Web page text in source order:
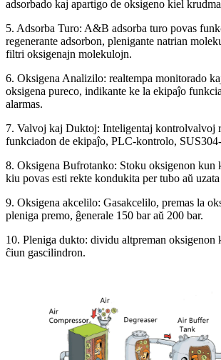
adsorbado kaj apartigo de oksigeno kiel
5. Adsorba Turo: A&B adsorba turo povas
regenerante adsorbon, plenigante natrian
filtri oksigenajn molekulojn.
6. Oksigena Analizilo: realtempa monitorado
oksigena pureco, indikante ke la ekipaĵo
alarmas.
7. Valvoj kaj Duktoj: Inteligentaj kontrolvalvoj
funkciadon de ekipaĵo, PLC-kontrolo,
8. Oksigena Bufrotanko: Stoku oksigenon kun
kiu povas esti rekte kondukita per tubo aŭ
9. Oksigena akcelilo: Gasakcelilo, premas la
pleniga premo, ĝenerale 150 bar aŭ 200 bar.
10. Pleniga dukto: dividu altpreman oksigenon
ĉiun gascilindron.